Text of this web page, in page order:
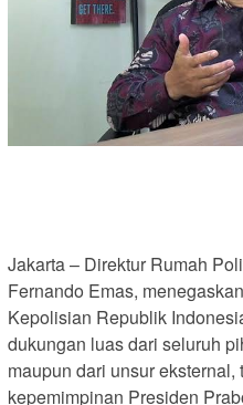
Jakarta – Direktur Rumah
Fernando Emas,
Kepolisian Republik
dukungan luas dari seluruh
maupun dari unsur
kepemimpinan Presiden